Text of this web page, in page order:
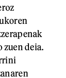
zuen deia.